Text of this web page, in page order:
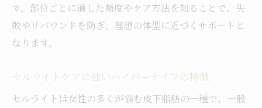
す。部位ごとに適した頻度やケア方法を知ることで、失
敗やリバウンドを防ぎ、理想の体型に近づくサポートと
なります。
セルライトケアに強いハイパーナイフの特徴
セルライトは女性の多くが悩む皮下脂肪の一種で、一般